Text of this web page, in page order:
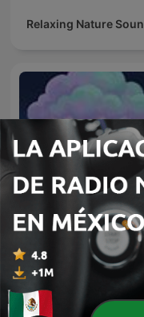
Relaxing Nature
Sonido de Lluvia,
Lluvia Nocturna,
Descanso Con Lluvia